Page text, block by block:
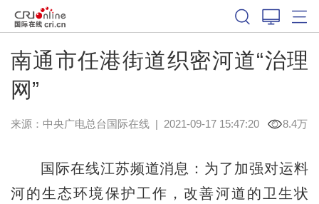
南通市任港街道织密河道“治理
网”
来源： 中央广电总台国际在线| 2021-09-17 15:47:20 8.4万
国际在线江苏频道消息：为了加强对运料
河的生态环境保护工作，改善河道的卫生状